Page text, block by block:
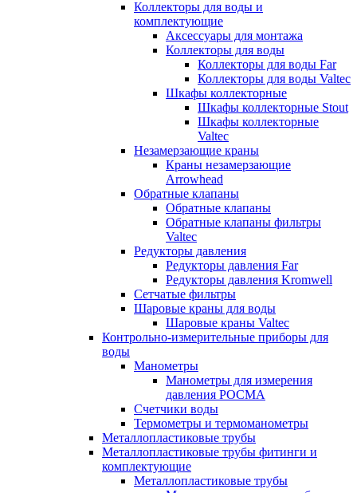
Коллекторы для воды и
комплектующие
Аксессуары для монтажа
Коллекторы для воды
Коллекторы для воды Far
Коллекторы для воды Valtec
Шкафы коллекторные
Шкафы коллекторные Stout
Шкафы коллекторные
Valtec
Незамерзающие краны
Краны незамерзающие
Arrowhead
Обратные клапаны
Обратные клапаны
Обратные клапаны фильтры
Valtec
Редукторы давления
Редукторы давления Far
Редукторы давления Kromwell
Сетчатые фильтры
Шаровые краны для воды
Шаровые краны Valtec
Контрольно-измерительные приборы для
воды
Манометры
Манометры для измерения
давления РОСМА
Счетчики воды
Термометры и термоманометры
Металлопластиковые трубы
Металлопластиковые трубы фитинги и
комплектующие
Металлопластиковые трубы